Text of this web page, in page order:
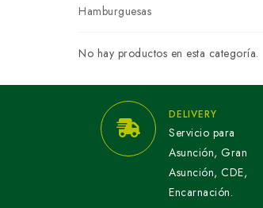
Hamburguesas
No hay productos en esta categoría.
DELIVERY
Servicio para
Asunción, Gran
Asunción, CDE,
Encarnación.